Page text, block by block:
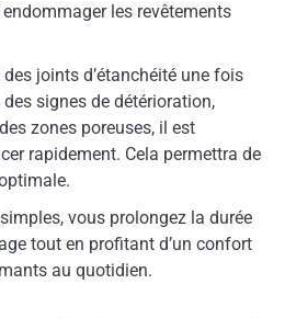
les revêtements
joints d’étanchéité une fois
signes de détérioration,
zones poreuses, il est
rapidement. Cela permettra de
vous prolongez la durée
tout en profitant d’un confort
au quotidien.